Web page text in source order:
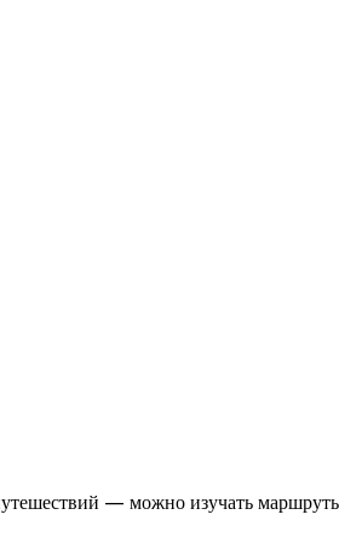
— можно изучать